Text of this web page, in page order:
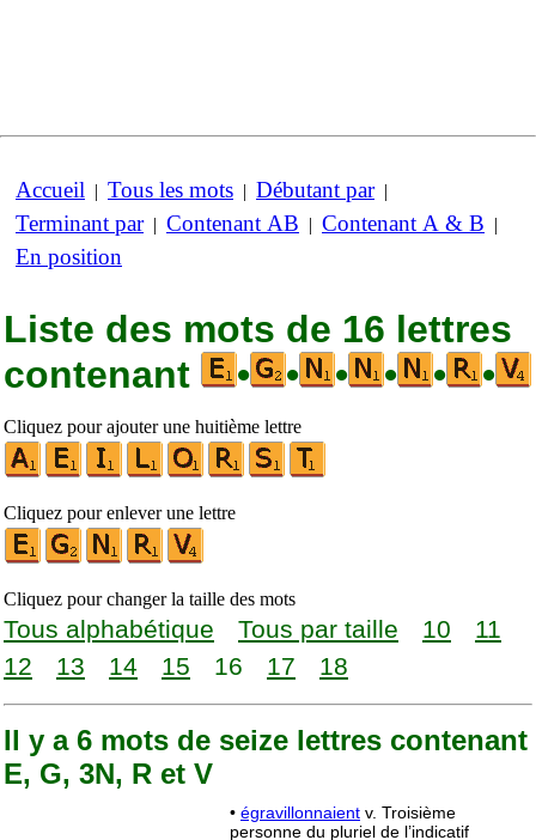
Accueil | Tous les mots | Débutant par|
Terminant par| Contenant AB | Contenant A & B |
En position
Liste des mots de 16 lettres
contenant
• • • • • •
Cliquez pour ajouter une huitième lettre
Cliquez pour enlever une lettre
Cliquez pour changer la taille des mots
Tous alphabétique Tous par taille 10
11
12
13 14 15 16 17 18
Il y a 6 mots de seize lettres contenant
E, G, 3N, R et V
• égravillonnaient v. Troisième
personne du pluriel de l’indicatif